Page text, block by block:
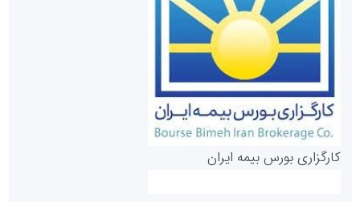
روابط عمومی خبرگزاری گزارش خبر
کارگزاری بورس بیمه ایران